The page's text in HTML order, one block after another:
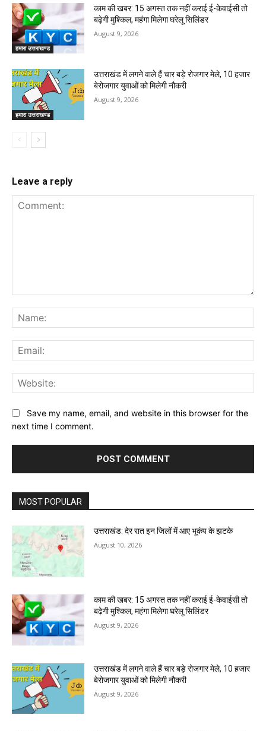
हमारा उत्तराखण्ड
काम की खबर: 15 अगस्त तक नहीं कराई ई-केवाईसी तो
बढ़ेगी मुश्किल, महंगा मिलेगा घरेलू सिलिंडर
August 9, 2026
हमारा उत्तराखण्ड
उत्तराखंड में लगने वाले हैं चार बड़े रोजगार मेले, 10 हजार
बेरोजगार युवाओं को मिलेगी नौकरी
August 9, 2026
Leave a reply
Save my name, email, and website in this browser for the
next time I comment.
MOST POPULAR
उत्तराखंड: देर रात इन जिलों में आए भूकंप के झटके
August 10, 2026
काम की खबर: 15 अगस्त तक नहीं कराई ई-केवाईसी तो
बढ़ेगी मुश्किल, महंगा मिलेगा घरेलू सिलिंडर
August 9, 2026
उत्तराखंड में लगने वाले हैं चार बड़े रोजगार मेले, 10 हजार
बेरोजगार युवाओं को मिलेगी नौकरी
August 9, 2026